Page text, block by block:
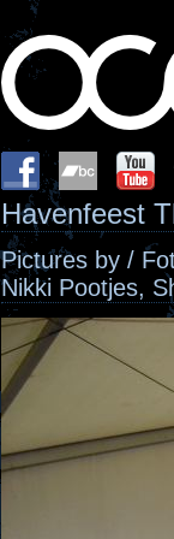
Havenfeest
Pictures by /
Nikki Pootjes,